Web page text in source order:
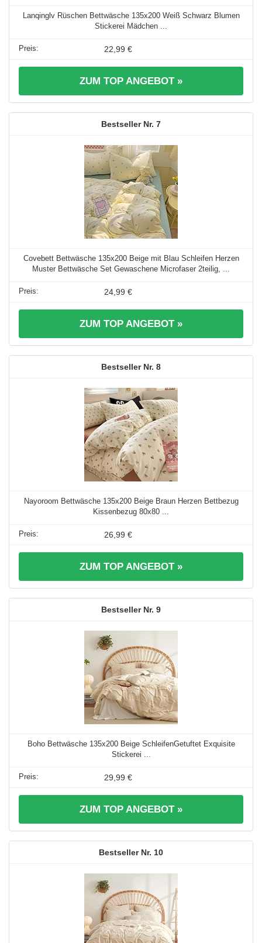
Lanqinglv Rüschen Bettwäsche 135x200 Weiß Schwarz Blumen
Stickerei Mädchen ...
22,99 €
ZUM TOP ANGEBOT »
7
Covebett Bettwäsche 135x200 Beige mit Blau Schleifen Herzen
Muster Bettwäsche Set Gewaschene Microfaser 2teilig, ...
24,99 €
ZUM TOP ANGEBOT »
8
Nayoroom Bettwäsche 135x200 Beige Braun Herzen Bettbezug
Kissenbezug 80x80 ...
26,99 €
ZUM TOP ANGEBOT »
9
Boho Bettwäsche 135x200 Beige SchleifenGetuftet Exquisite
Stickerei ...
29,99 €
ZUM TOP ANGEBOT »
10